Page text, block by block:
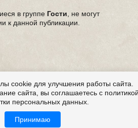
в группе Гости, не могут
к данной публикации.
cookie для улучшения работы сайта.
сайта, вы соглашаетесь с
персональных данных.
Принимаю